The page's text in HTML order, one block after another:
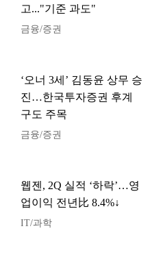
고..."기준 과도"
금융/증권
‘오너 3세’ 김동윤 상무 승
진…한국투자증권 후계
구도 주목
금융/증권
웹젠, 2Q 실적 ‘하락’…영
업이익 전년比 8.4%↓
IT/과학